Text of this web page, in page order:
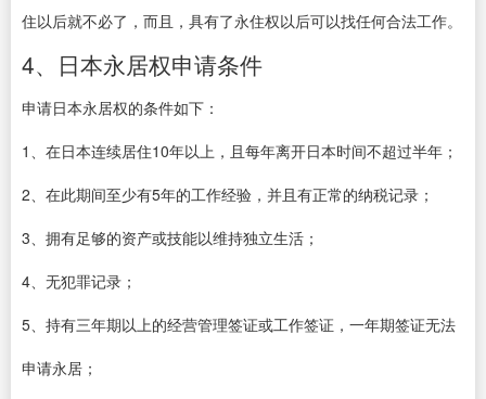
住以后就不必了，而且，具有了永住权以后可以找任何合法工作。
4、日本永居权申请条件
申请日本永居权的条件如下：
1、在日本连续居住10年以上，且每年离开日本时间不超过半年；
2、在此期间至少有5年的工作经验，并且有正常的纳税记录；
3、拥有足够的资产或技能以维持独立生活；
4、无犯罪记录；
5、持有三年期以上的经营管理签证或工作签证，一年期签证无法
申请永居；